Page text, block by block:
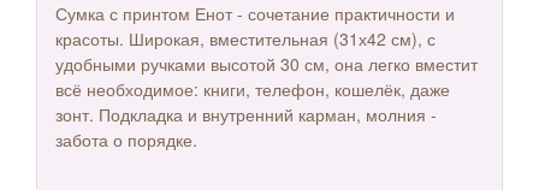
Сумка с принтом Енот - сочетание практичности и
красоты. Широкая, вместительная (31х42 см), с
удобными ручками высотой 30 см, она легко вместит
всё необходимое: книги, телефон, кошелёк, даже
зонт. Подкладка и внутренний карман, молния -
забота о порядке.